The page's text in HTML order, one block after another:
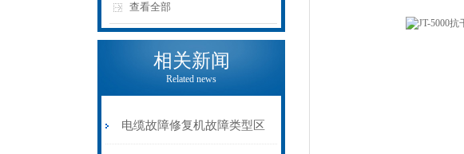
查看全部
相关新闻
Related news
电缆故障修复机故障类型区